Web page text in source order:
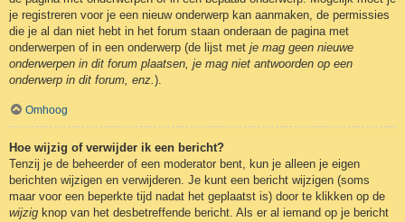
je registreren voor je een nieuw onderwerp kan aanmaken, de permissies
die je al dan niet hebt in het forum staan onderaan de pagina met
onderwerpen of in een onderwerp (de lijst met je mag geen nieuwe
onderwerpen in dit forum plaatsen, je mag niet antwoorden op een
onderwerp in dit forum, enz. ).
Omhoog
Hoe wijzig of verwijder ik een bericht?
Tenzij je de beheerder of een moderator bent, kun je alleen je eigen
berichten wijzigen en verwijderen. Je kunt een bericht wijzigen (soms
maar voor een beperkte tijd nadat het geplaatst is) door te klikken op de
wijzig knop van het desbetreffende bericht. Als er al iemand op je bericht